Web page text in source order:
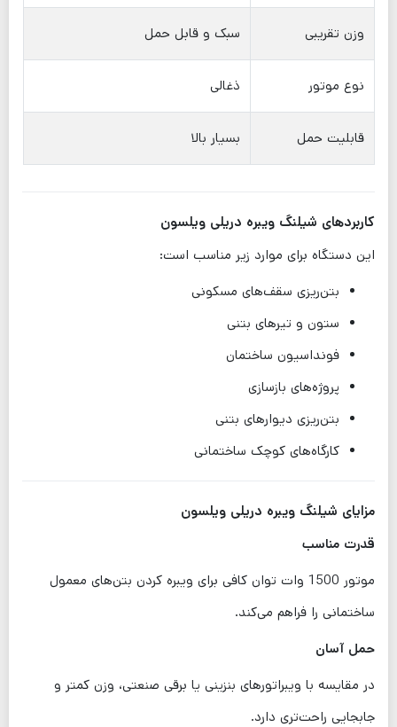
وزن تقریبی سبک و قابل حمل
نوع موتور ذغالی
قابلیت حمل بسیار بالا
کاربردهای شیلنگ ویبره دریلی ویلسون
این دستگاه برای موارد زیر مناسب است:
بتن‌ریزی سقف‌های مسکونی
ستون و تیرهای بتنی
فونداسیون ساختمان
پروژه‌های بازسازی
بتن‌ریزی دیوارهای بتنی
کارگاه‌های کوچک ساختمانی
مزایای شیلنگ ویبره دریلی ویلسون
قدرت مناسب
موتور 1500 وات توان کافی برای ویبره کردن بتن‌های معمول
ساختمانی را فراهم می‌کند.
حمل آسان
در مقایسه با ویبراتورهای بنزینی یا برقی صنعتی، وزن کمتر و
جابجایی راحت‌تری دارد.